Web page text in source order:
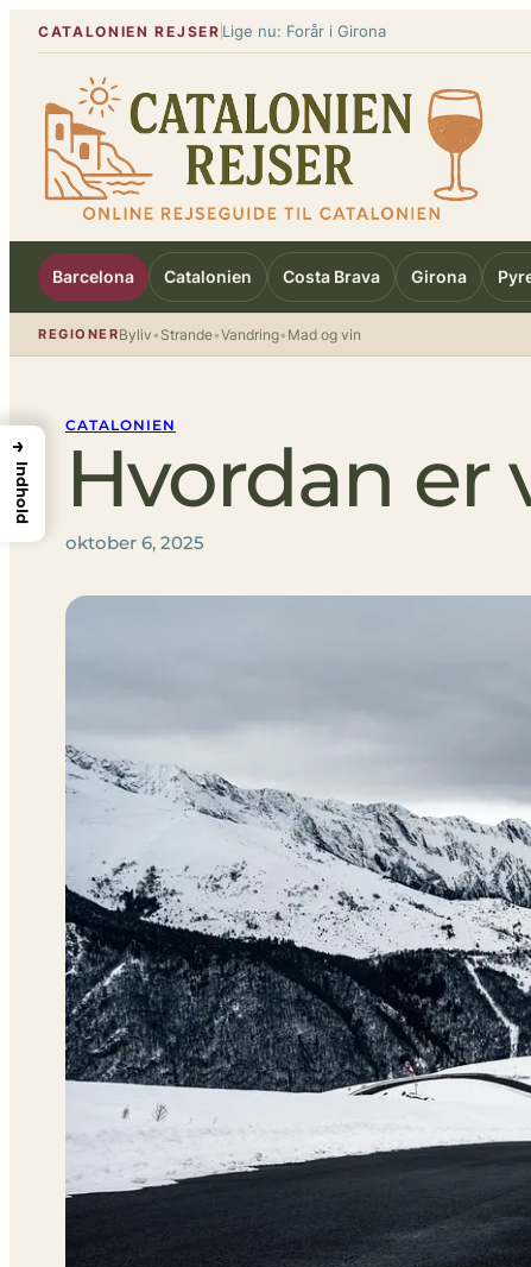
Spring
indhold
CATALONIEN REJSER Lige nu: Forår i Girona
Barcelona Catalonien Costa Brava Girona
REGIONERByliv• Strande•Vandring• Mad og vin
CATALONIEN
Hvordan er
oktober 6, 2025
→
Indhold